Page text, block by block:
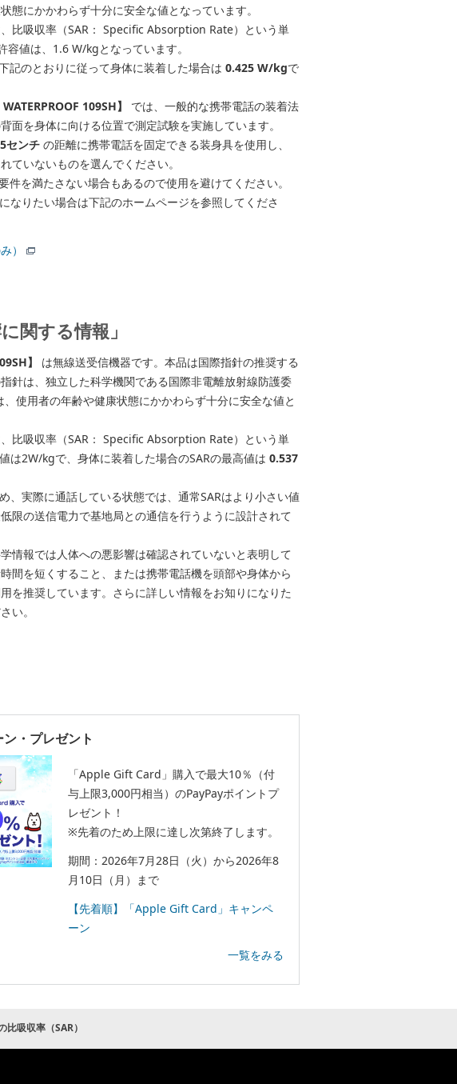
にかかわらず十分に安全な値となっています。
比吸収率（SAR： Specific Absorption Rate）という単
容値は、1.6 W/kgとなっています。
記のとおりに従って身体に装着した場合は 0.425 W/kgで
109SH】
では、一般的な携帯電話の装着法
面を身体に向ける位置で測定試験を実施しています。
センチ の距離に携帯電話を固定できる装身具を使用し、
ていないものを選んでください。
を満たさない場合もあるので使用を避けてください。
なりたい場合は下記のホームページを参照してくださ
）
関する情報」
】
は無線送受信機器です。本品は国際指針の推奨する
針は、独立した科学機関である国際非電離放射線防護委
使用者の年齢や健康状態にかかわらず十分に安全な値と
比吸収率（SAR： Specific Absorption Rate）という単
は2W/kgで、身体に装着した場合のSARの最高値は 0.537
、実際に通話している状態では、通常SARはより小さい値
限の送信電力で基地局との通信を行うように設計されて
情報では人体への悪影響は確認されていないと表明して
間を短くすること、または携帯電話機を頭部や身体から
を推奨しています。さらに詳しい情報をお知りになりた
い。
・プレゼント
「Apple Gift Card」購入で最大10％（付
与上限3,000円相当）のPayPayポイントプ
レゼント！
※先着のため上限に達し次第終了します。
期間：2026年7月28日（火）から2026年8
月10日（月）まで
【先着順】「Apple Gift Card」キャンペ
ーン
一覧をみる
吸収率（SAR）